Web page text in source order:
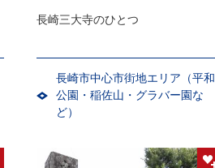
長崎三大寺のひとつ
長崎市中心市街地エリア（平和
公園・稲佐山・グラバー園な
ど）